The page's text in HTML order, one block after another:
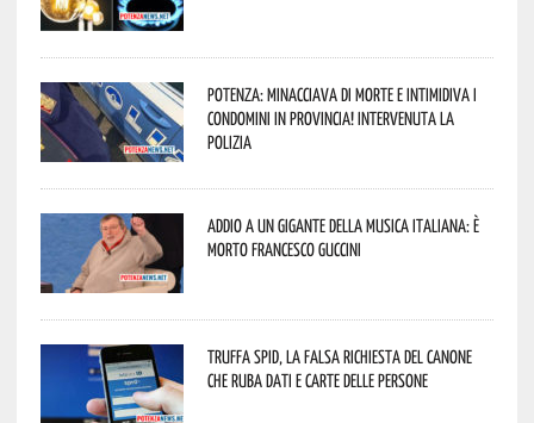
Potenza: minacciava di morte e intimidiva i
condomini in provincia! Intervenuta la
Polizia
Addio a un gigante della musica italiana: è
morto Francesco Guccini
Truffa Spid, la falsa richiesta del canone
che ruba dati e carte delle persone